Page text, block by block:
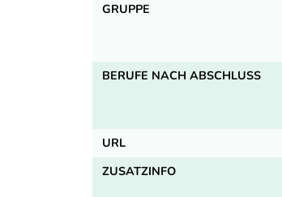
GRUPPE
BERUFE NACH ABSCHLUSS
URL
ZUSATZINFO